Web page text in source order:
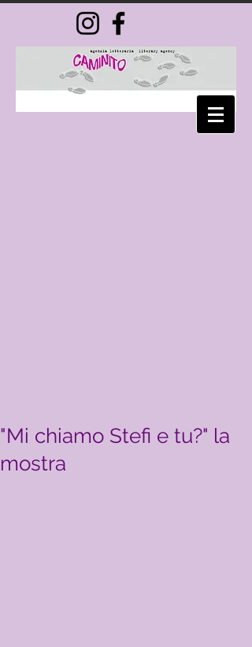
"Mi chiamo Stefi e tu?" la
mostra